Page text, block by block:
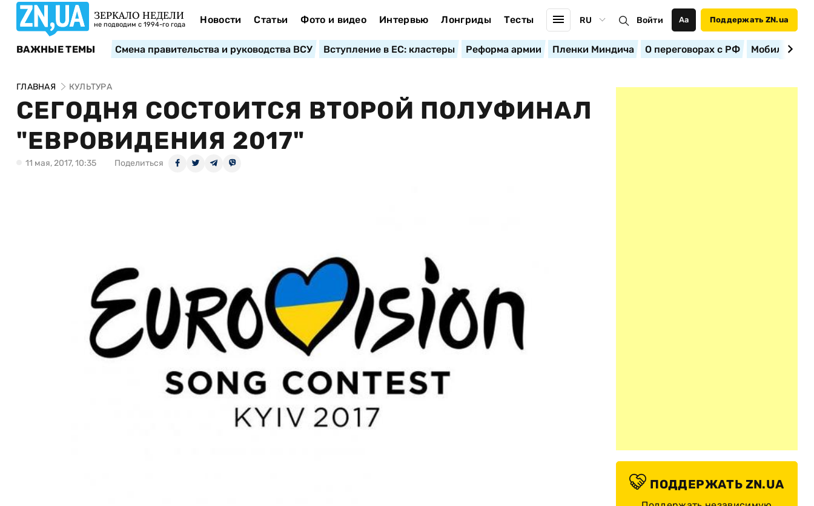
ЗЕРКАЛО НЕДЕЛИ
не подводим с 1994-го года Новости Статьи Фото и видео Интервью Лонгриды Тесты RU Войти Аа Поддержать ZN.ua
ВАЖНЫЕ ТЕМЫ Смена правительства и руководства ВСУ Вступление в ЕС: кластеры Реформа армии Пленки Миндича О переговорах с РФ
ГЛАВНАЯ КУЛЬТУРА
СЕГОДНЯ СОСТОИТСЯ ВТОРОЙ ПОЛУФИНАЛ
"ЕВРОВИДЕНИЯ 2017"
11 мая, 2017, 10:35 Поделиться
ПОДДЕРЖАТЬ ZN.UA